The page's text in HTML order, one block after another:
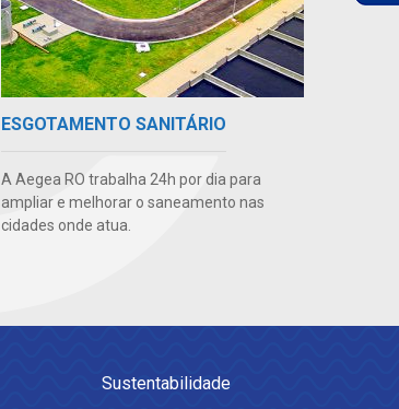
ESGOTAMENTO SANITÁRIO
A Aegea RO trabalha 24h por dia para
ampliar e melhorar o saneamento nas
cidades onde atua.
Sustentabilidade